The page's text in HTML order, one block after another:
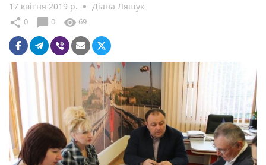
17 квітня 2019 р. Діана Ляшук
share 0 chat_bubble 0 visibility 69